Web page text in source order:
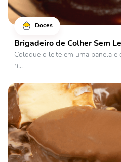
Doces
Brigadeiro de Colher Sem
Coloque o leite em uma panela
n...